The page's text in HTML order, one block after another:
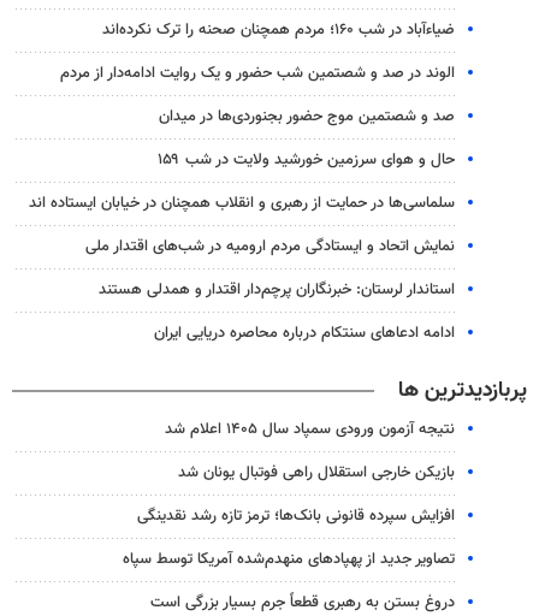
ضیاء‌آباد در شب ۱۶۰؛ مردم همچنان صحنه را ترک نکرده‌اند
الوند در صد و شصتمین شب حضور و یک روایت ادامه‌دار از مردم
صد و شصتمین موج حضور بجنوردی‌ها در میدان
حال و هوای سرزمین خورشید ولایت در شب ۱۵۹
سلماسی‌ها در حمایت از رهبری و انقلاب همچنان در خیابان ایستاده اند
نمایش اتحاد و ایستادگی مردم ارومیه در شب‌های اقتدار ملی
استاندار لرستان: خبرنگاران پرچم‌دار اقتدار و همدلی هستند
ادامه ادعاهای سنتکام درباره محاصره دریایی ایران
پربازدیدترین ها
نتیجه آزمون ورودی سمپاد سال ۱۴۰۵ اعلام شد
بازیکن خارجی استقلال راهی فوتبال یونان شد
افزایش سپرده قانونی بانک‌ها؛ ترمز تازه رشد نقدینگی
تصاویر جدید از پهپادهای منهدم‌شده آمریکا توسط سپاه
دروغ بستن به رهبری قطعاً جرم بسیار بزرگی است